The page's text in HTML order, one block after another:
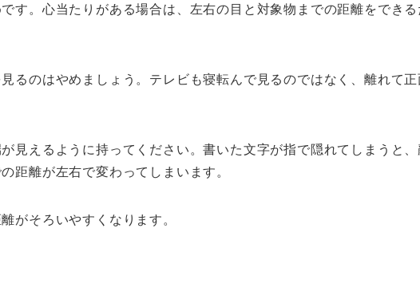
す。心当たりがある場合は、左右の目と対象物までの距離をでき
るのはやめましょう。テレビも寝転んで見るのではなく、離れて
見えるように持ってください。書いた文字が指で隠れてしまうと
距離が左右で変わってしまいます。
がそろいやすくなります。